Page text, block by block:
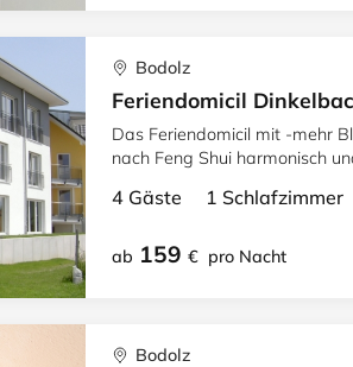
Bodolz
Feriendomicil
Das Feriendomicil mit -mehr
nach Feng Shui harmonisch und
4 Gäste 1
ab 159 € pro Nacht
Bodolz